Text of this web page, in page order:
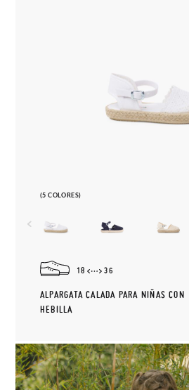
(5 COLORES)
18 36
ALPARGATA CALADA PARA NIÑAS CON
HEBILLA